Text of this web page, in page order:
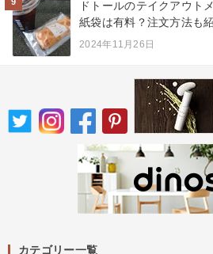
9
ドトールのテイクアウト
紙袋は有料？注文方法も
2024年11月26日
カテゴリー一覧